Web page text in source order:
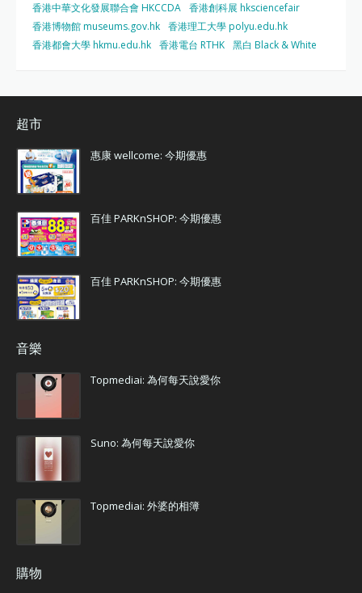
香港中華文化發展聯合會 HKCCDA 香港創科展 hksciencefair
香港博物館 museums.gov.hk 香港理工大學 polyu.edu.hk
香港都會大學 hkmu.edu.hk 香港電台 RTHK 黑白 Black & White
超市
惠康 wellcome: 今期優惠
百佳 PARKnSHOP: 今期優惠
百佳 PARKnSHOP: 今期優惠
音樂
Topmediai: 為何每天說愛你
Suno: 為何每天說愛你
Topmediai: 外婆的相簿
購物